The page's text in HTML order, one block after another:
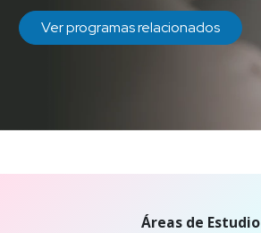
Ver programas relacionados
Áreas de Estudio